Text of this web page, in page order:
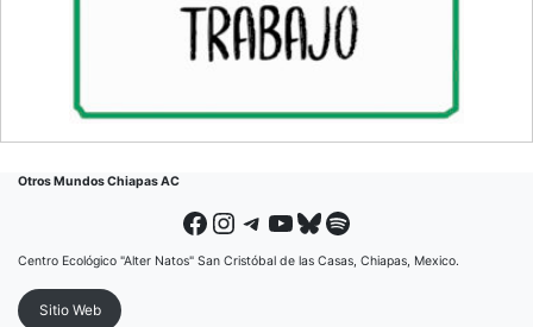
Otros Mundos Chiapas AC
Facebook Instagram Telegram YouTube Bluesky Spotify
Centro Ecológico "Alter Natos" San Cristóbal de las Casas, Chiapas, Mexico.
Sitio Web